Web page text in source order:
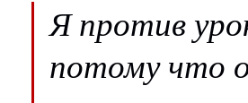
Я против
потому что